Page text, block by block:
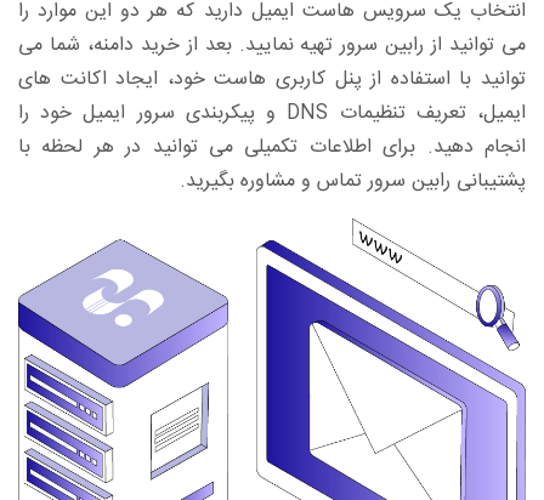
انتخاب یک سرویس هاست ایمیل دارید که هر دو این موارد را
می توانید از رابین سرور تهیه نمایید. بعد از خرید دامنه، شما می
توانید با استفاده از پنل کاربری هاست خود، ایجاد اکانت های
ایمیل، تعریف تنظیمات DNS و پیکربندی سرور ایمیل خود را
انجام دهید. برای اطلاعات تکمیلی می توانید در هر لحظه با
پشتیبانی رابین سرور تماس و مشاوره بگیرید.